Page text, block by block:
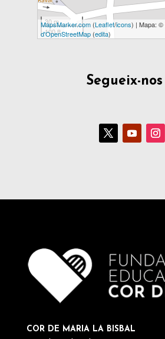
30 m
100 ft
MapsMarker.com(Leaflet/icons) | Mapa: ©
d'OpenStreetMap(edita)
Segueix-
COR DE MARIA LA BISBAL